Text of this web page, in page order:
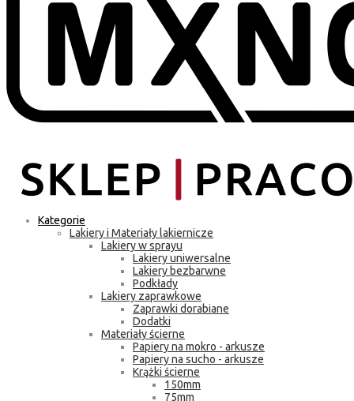
Kategorie
Lakiery i Materiały lakiernicze
Lakiery w sprayu
Lakiery uniwersalne
Lakiery bezbarwne
Podkłady
Lakiery zaprawkowe
Zaprawki dorabiane
Dodatki
Materiały ścierne
Papiery na mokro - arkusze
Papiery na sucho - arkusze
Krążki ścierne
150mm
75mm